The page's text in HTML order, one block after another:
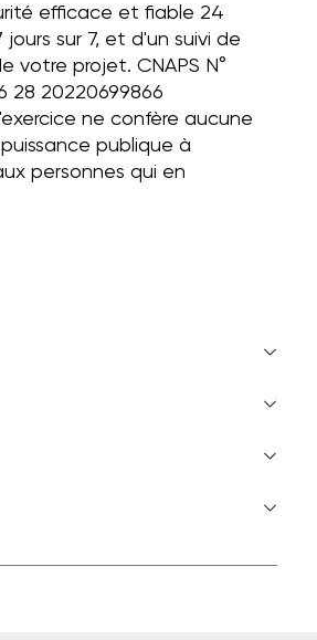
efficace et fiable 24
jours sur 7, et d'un suivi de
votre projet. CNAPS N°
28 20220699866
ne confère aucune
publique à
personnes qui en